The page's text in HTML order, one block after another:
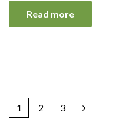
Read more
1 2 3